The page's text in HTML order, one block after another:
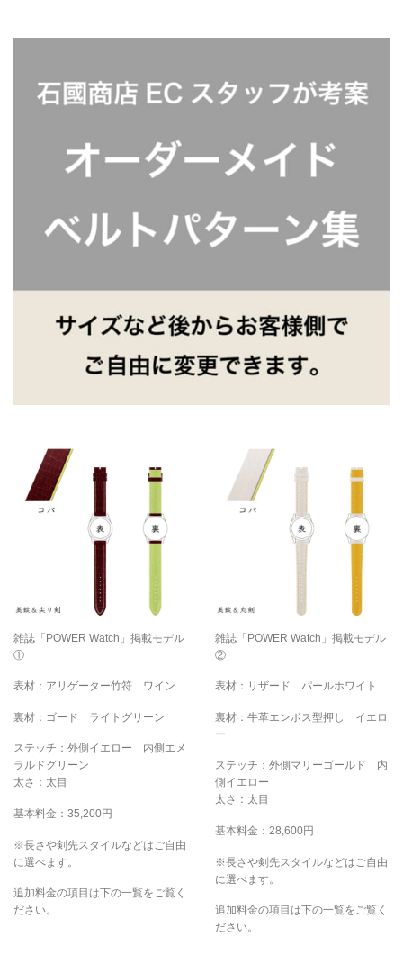
雑誌「POWER Watch」掲載モデル
①
表材：アリゲーター竹符 ワイン
裏材：ゴード ライトグリーン
ステッチ：外側イエロー 内側エメ
ラルドグリーン
太さ：太目
基本料金：35,200円
※長さや剣先スタイルなどはご自由
に選べます。
追加料金の項目は下の一覧をご覧く
ださい。
雑誌「POWER Watch」掲載モデル
②
表材：リザード パールホワイト
裏材：牛革エンボス型押し イエロ
ー
ステッチ：外側マリーゴールド 内
側イエロー
太さ：太目
基本料金：28,600円
※長さや剣先スタイルなどはご自由
に選べます。
追加料金の項目は下の一覧をご覧く
ださい。